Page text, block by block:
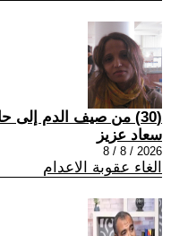
(30) من صيف الدم إلى حاضر الإعدامات
سعاد عزيز
2026 / 8 / 8
الغاء عقوبة الاعدام